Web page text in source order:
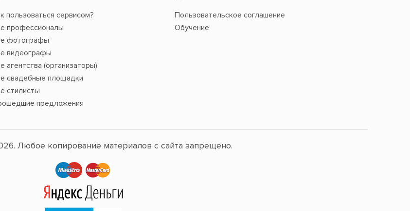
пользоваться сервисом?
профессионалы
фотографы
видеографы
агентства (организаторы)
свадебные площадки
стилисты
предложения
Пользовательское соглашение
Обучение
Любое копирование материалов с сайта запрещено.